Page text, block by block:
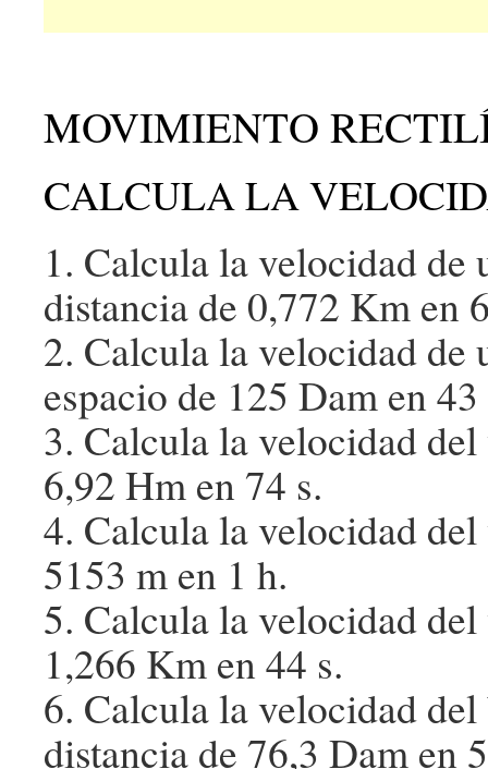
MOVIMIENTO
CALCULA LA
1. Calcula la velocidad de
distancia de 0,772 Km en
2. Calcula la velocidad de
espacio de 125 Dam en 43
3. Calcula la velocidad
6,92 Hm en 74 s.
4. Calcula la velocidad
5153 m en 1 h.
5. Calcula la velocidad
1,266 Km en 44 s.
6. Calcula la velocidad
distancia de 76,3 Dam en